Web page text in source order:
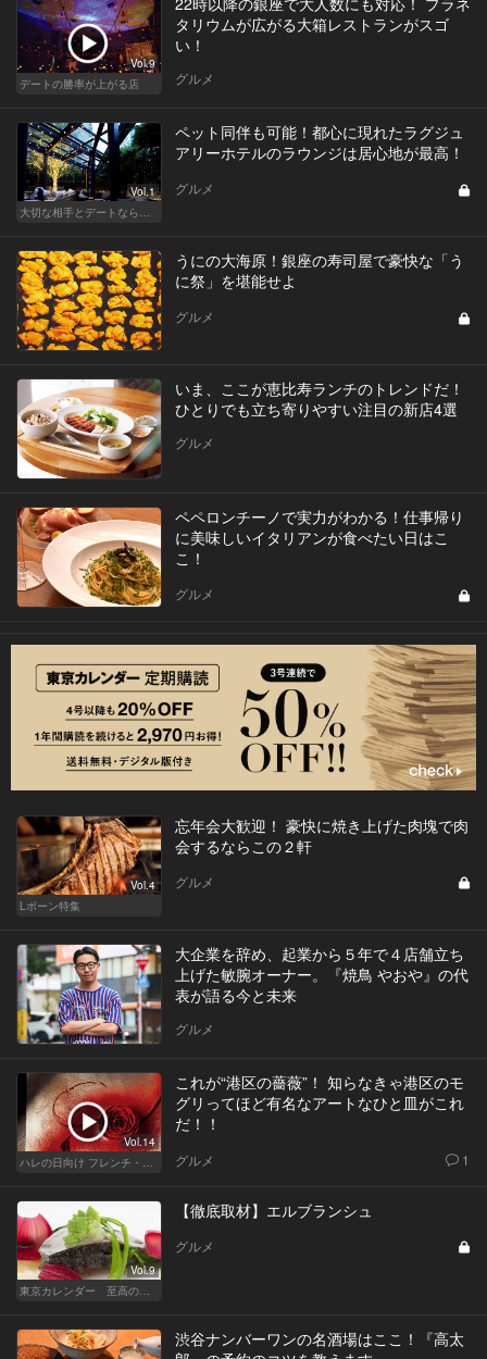
Vol.9
デートの勝率が上がる店
タリウムが広がる大箱レストランがスゴ
い！
グルメ
Vol.1
大切な相手とデートなら、ホテルのホスピタリティを味わえるリッチなデート
ペット同伴も可能！都心に現れたラグジュ
アリーホテルのラウンジは居心地が最高！
グルメ
うにの大海原！銀座の寿司屋で豪快な「う
に祭」を堪能せよ
グルメ
いま、ここが恵比寿ランチのトレンドだ！
ひとりでも立ち寄りやすい注目の新店4選
グルメ
ペペロンチーノで実力がわかる！仕事帰り
に美味しいイタリアンが食べたい日はこ
こ！
グルメ
Vol.4
Lボーン特集
忘年会大歓迎！ 豪快に焼き上げた肉塊で肉
会するならこの２軒
グルメ
大企業を辞め、起業から５年で４店舗立ち
上げた敏腕オーナー。『焼鳥 やおや』の代
表が語る今と未来
グルメ
Vol.14
ハレの日向け フレンチ・高級店
これが“港区の薔薇”！ 知らなきゃ港区のモ
グリってほど有名なアートなひと皿がこれ
だ！！
グルメ 1
Vol.9
東京カレンダー 至高の名店シリーズ
【徹底取材】エルブランシュ
グルメ
渋谷ナンバーワンの名酒場はここ！『高太